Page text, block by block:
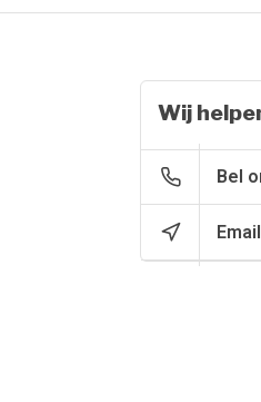
Wij
Bel